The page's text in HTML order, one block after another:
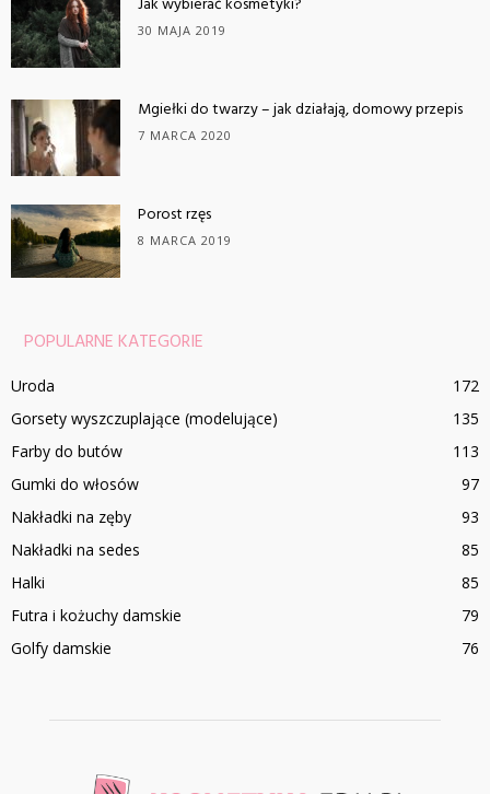
30 MAJA 2019
Mgiełki do twarzy – jak działają, domowy przepis
7 MARCA 2020
Porost rzęs
8 MARCA 2019
POPULARNE KATEGORIE
Uroda
172
Gorsety wyszczuplające (modelujące)
135
Farby do butów
113
Gumki do włosów
97
Nakładki na zęby
93
Nakładki na sedes
85
Halki
85
Futra i kożuchy damskie
79
Golfy damskie
76